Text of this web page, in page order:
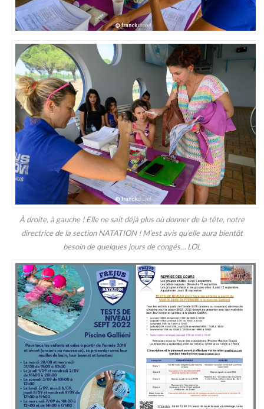
À droite, à gauche ! Elle ne sait déjà plus où donner de la tête, notre
directrice de la section NATATION ! M’est avis qu’elle aura bientôt
besoin de quelques jours de congés… LOL